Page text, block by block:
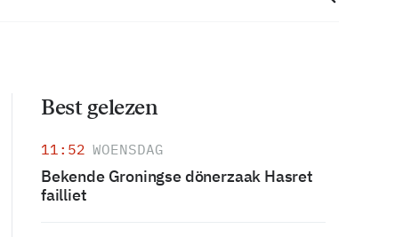
Best gelezen
11:52 WOENSDAG
Bekende Groningse dönerzaak Hasret
failliet